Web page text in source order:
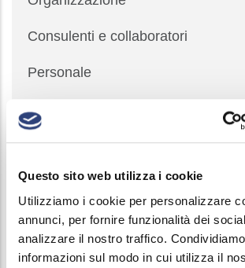
Questo sito web utilizza i cookie
Utilizziamo i cookie per personalizzare
annunci, per fornire funzionalità dei
analizzare il nostro traffico.
informazioni sul modo in cui utilizza il
Consulenti e collaboratori
Personale
Selezione del personale
Performance
Enti Controllati
Attività e procedimenti
Bandi di gara e contratti